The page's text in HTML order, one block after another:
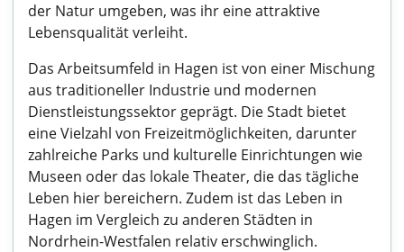
der Natur umgeben, was ihr eine attraktive
Lebensqualität verleiht.
Das Arbeitsumfeld in Hagen ist von einer Mischung
aus traditioneller Industrie und modernen
Dienstleistungssektor geprägt. Die Stadt bietet
eine Vielzahl von Freizeitmöglichkeiten, darunter
zahlreiche Parks und kulturelle Einrichtungen wie
Museen oder das lokale Theater, die das tägliche
Leben hier bereichern. Zudem ist das Leben in
Hagen im Vergleich zu anderen Städten in
Nordrhein-Westfalen relativ erschwinglich.